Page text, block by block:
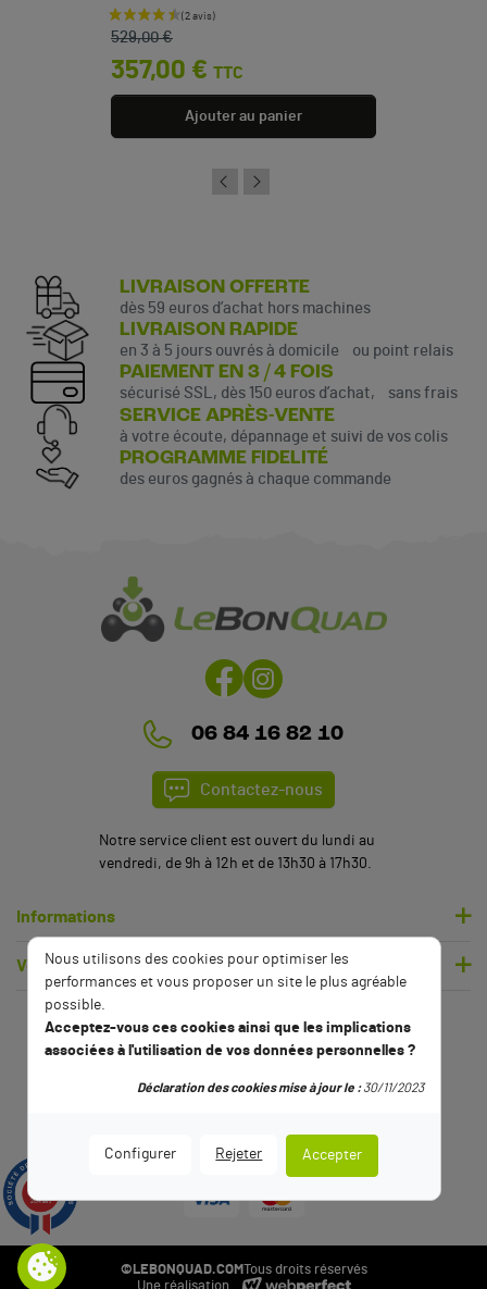
Prix de base
529,00 €
Prix
357,00 € TTC
Ajouter au panier
LIVRAISON OFFERTE
dès 59 euros d’achat hors machines
LIVRAISON RAPIDE
en 3 à 5 jours ouvrés à domicile ou point relais
PAIEMENT EN 3 / 4 FOIS
sécurisé SSL, dès 150 euros d’achat, sans frais
SERVICE APRÈS-VENTE
à votre écoute, dépannage et suivi de vos colis
PROGRAMME FIDELITÉ
des euros gagnés à chaque commande
06 84 16 82 10
Contactez-nous
Notre service client est ouvert du lundi au
vendredi, de 9h à 12h et de 13h30 à 17h30.
Informations
Votre compte
©LEBONQUAD.COMTous droits réservés
Nous utilisons des cookies pour optimiser les
performances et vous proposer un site le plus agréable
possible.
Acceptez-vous ces cookies ainsi que les implications
associées à l'utilisation de vos données personnelles ?
Configurer Rejeter Accepter
Déclaration des cookies mise à jour le :30/11/2023
9.5
2794 avis